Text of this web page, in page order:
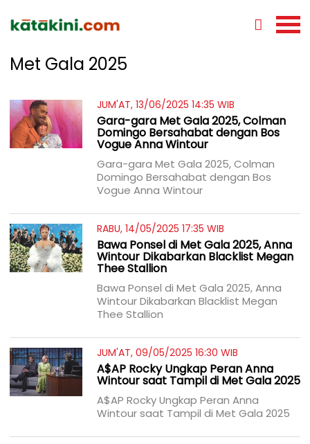
Met Gala 2025
JUM'AT, 13/06/2025 14:35 WIB
Gara-gara Met Gala 2025, Colman
Domingo Bersahabat dengan Bos
Vogue Anna Wintour
Gara-gara Met Gala 2025, Colman
Domingo Bersahabat dengan Bos
Vogue Anna Wintour
RABU, 14/05/2025 17:35 WIB
Bawa Ponsel di Met Gala 2025, Anna
Wintour Dikabarkan Blacklist Megan
Thee Stallion
Bawa Ponsel di Met Gala 2025, Anna
Wintour Dikabarkan Blacklist Megan
Thee Stallion
JUM'AT, 09/05/2025 16:30 WIB
A$AP Rocky Ungkap Peran Anna
Wintour saat Tampil di Met Gala 2025
A$AP Rocky Ungkap Peran Anna
Wintour saat Tampil di Met Gala 2025